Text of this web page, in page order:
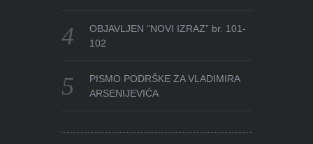
OBJAVLJEN “NOVI IZRAZ” br. 101-
102
PISMO PODRŠKE ZA VLADIMIRA
ARSENIJEVIĆA